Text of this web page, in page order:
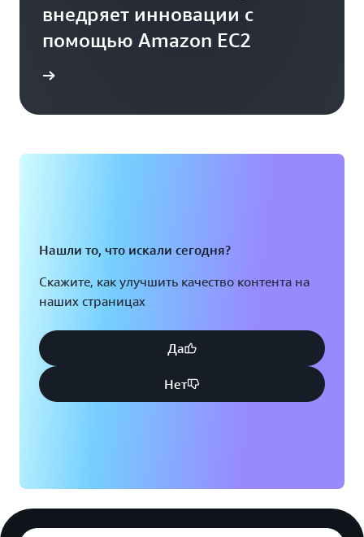
внедряет инновации с
помощью Amazon EC2
Нашли то, что искали сегодня?
Скажите, как улучшить качество контента на
наших страницах
Да
Нет